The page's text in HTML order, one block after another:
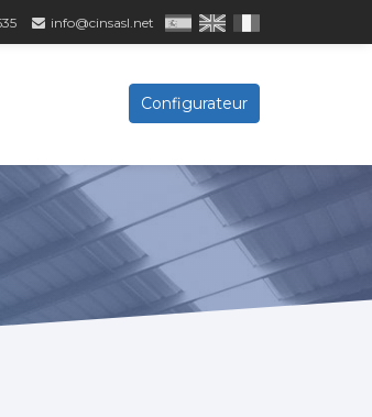
info@cinsasl.net
Configurateur